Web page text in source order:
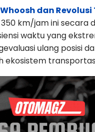
dan
km/jam ini secara
waktu yang
ulang posisi
ekosistem